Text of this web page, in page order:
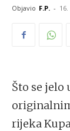
Objavio F.P. -
Što se
rijeka